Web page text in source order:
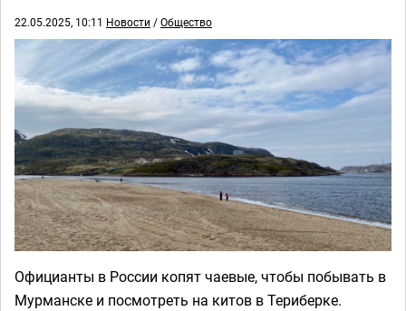
22.05.2025, 10:11 Новости /Общество
Официанты в России копят чаевые, чтобы побывать в
Мурманске и посмотреть на китов в Териберке.